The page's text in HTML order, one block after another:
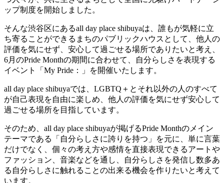
ップ制度を開始しました。
そんな渋谷区にあるall day place shibuyaは、誰もが気軽に立
ち寄ることができるまちのパブリックハウスとして、他人の
評価を気にせず、安心して過ごせる場所でありたいと考え、
6月のPride Monthの期間に合わせて、自分らしさを表現する
イベント「My Pride：」を開催いたします。
all day place shibuyaでは、LGBTQ＋とそれ以外の人のすべて
が自己表現を自由に楽しめ、他人の評価を気にせず安心して
過ごせる場所を目指しています。
そのため、all day place shibuyaが掲げるPride Monthのメイン
テーマである「自分らしさに誇りを持つ」を元に、単に言葉
だけでなく、個々の考え方や感情を直接表現できるアートや
ファッション、音楽などを通し、自分らしさを発信し数多あ
る自分らしさに触れることの出来る機会を作りたいと考えて
います。